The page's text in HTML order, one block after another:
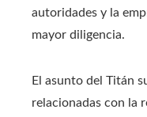
autoridades y la
mayor diligencia.
El asunto del Titán
relacionadas con la